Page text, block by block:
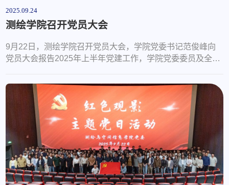
2025.09.24
测绘学院召开党员大会
9月22日，测绘学院召开党员大会，学院党委书记范俊峰向
党员大会报告2025年上半年党建工作，学院党委委员及全体
年工作报告。从“全面从严管党治党、党费收缴使用管理、教
育教学稳中求进、学科建设与国际合作交流深入推进、科技
创新和社会服务能力持续提升、人才培养能力与管理提质增
效”等方面全面总结了学院2025年上半年党建工作，指出了存
在的差距和不足，深刻剖析了原因...